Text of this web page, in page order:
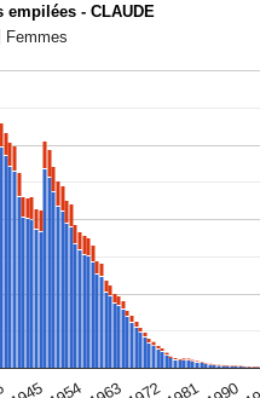
empilées - CLAUDE
Femmes
compatible avec le